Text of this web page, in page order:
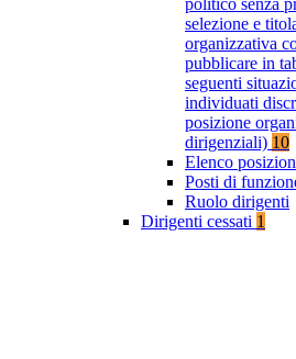
politico senza
selezione e
organizzativa
pubblicare in
seguenti
individuati
posizione
dirigenziali) 10
Elenco
Posti di
Ruolo dirigenti
Dirigenti cessati 1